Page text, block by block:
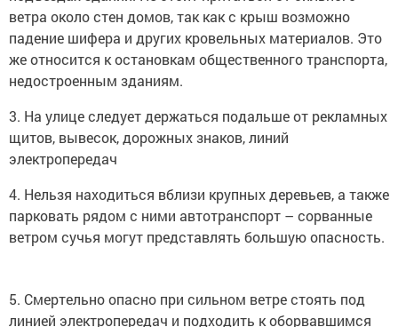
ветра около стен домов, так как с крыш возможно
падение шифера и других кровельных материалов. Это
же относится к остановкам общественного транспорта,
недостроенным зданиям.
3. На улице следует держаться подальше от рекламных
щитов, вывесок, дорожных знаков, линий
электропередач
4. Нельзя находиться вблизи крупных деревьев, а также
парковать рядом с ними автотранспорт – сорванные
ветром сучья могут представлять большую опасность.
5. Смертельно опасно при сильном ветре стоять под
линией электропередач и подходить к оборвавшимся